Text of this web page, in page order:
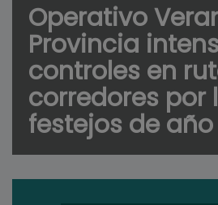
Operativo
Provincia
controles en
corredores por
festejos de